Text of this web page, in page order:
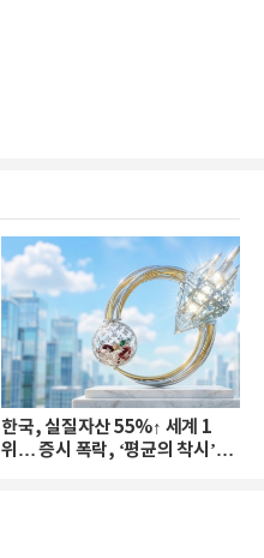
한국, 실질자산 55%↑ 세계 1
위… 증시 폭락, ‘평균의 착시’와